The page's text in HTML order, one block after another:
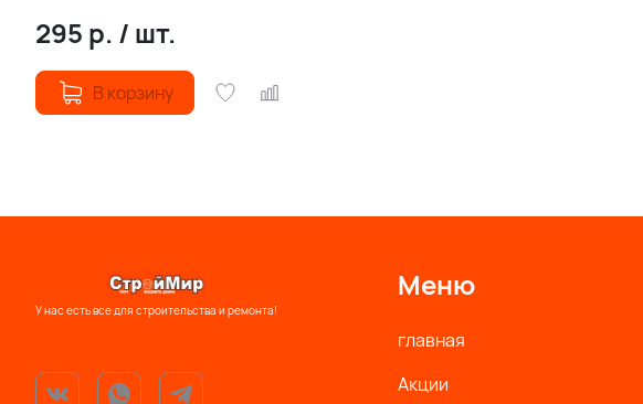
295 р. / шт.
В корзину
У нас есть все для строительства и ремонта!
Меню
главная
Акции